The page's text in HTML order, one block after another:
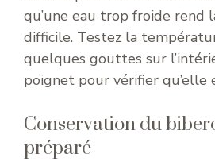
qu’une eau trop froide rend
difficile. Testez la
quelques gouttes sur
poignet pour vérifier qu’elle
Conservation du
préparé